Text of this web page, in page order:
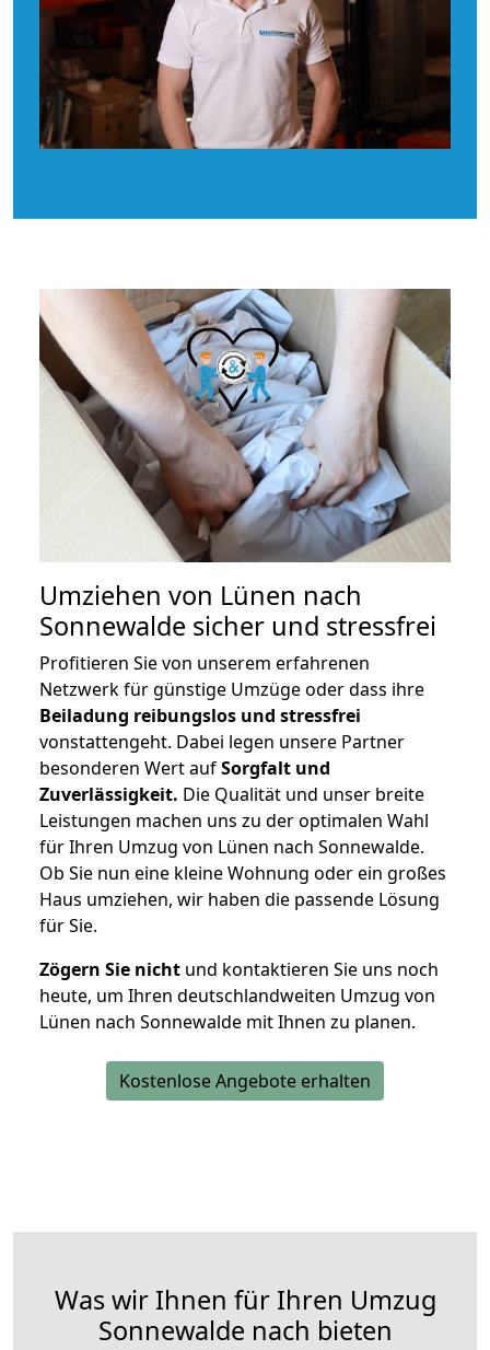
Umziehen von Lünen nach
Sonnewalde sicher und stressfrei
Profitieren Sie von unserem erfahrenen
Netzwerk für günstige Umzüge oder dass ihre
Beiladung reibungslos und stressfrei
vonstattengeht. Dabei legen unsere Partner
besonderen Wert aufSorgfalt und
Zuverlässigkeit. Die Qualität und unser breite
Leistungen machen uns zu der optimalen Wahl
für Ihren Umzug von Lünen nach Sonnewalde.
Ob Sie nun eine kleine Wohnung oder ein großes
Haus umziehen, wir haben die passende Lösung
für Sie.
Zögern Sie nicht und kontaktieren Sie uns noch
heute, um Ihren deutschlandweiten Umzug von
Lünen nach Sonnewalde mit Ihnen zu planen.
Kostenlose Angebote erhalten
Was wir Ihnen für Ihren Umzug
Sonnewalde nach bieten